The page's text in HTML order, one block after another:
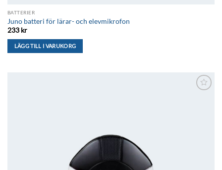
BATTERIER
Juno batteri för lärar- och elevmikrofon
233 kr
LÄGG TILL I VARUKORG